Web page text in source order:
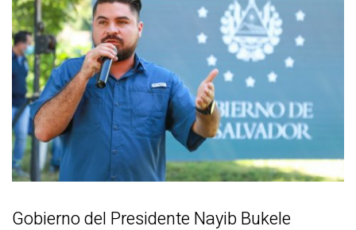
Gobierno del Presidente Nayib Bukele